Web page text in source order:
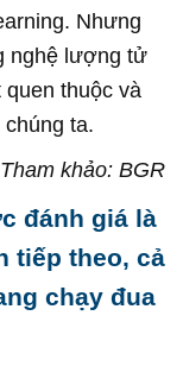
Nhưng
nghệ lượng tử
thuộc và
ta.
Tham khảo: BGR
đánh giá là
tiếp theo, cả
chạy đua